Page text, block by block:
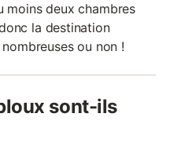
moins deux chambres
la destination
ou non !
sont-ils